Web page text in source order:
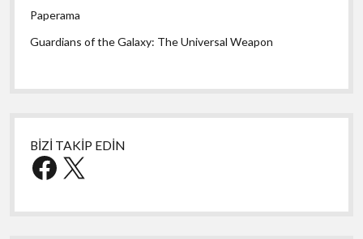
Paperama
Guardians of the Galaxy: The Universal Weapon
BİZİ TAKİP EDİN
Facebook
X